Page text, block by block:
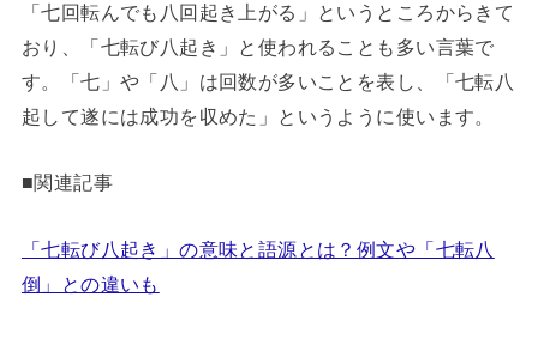
「七回転んでも八回起き上がる」というところからきて
おり、「七転び八起き」と使われることも多い言葉で
す。「七」や「八」は回数が多いことを表し、「七転八
起して遂には成功を収めた」というように使います。
■関連記事
「七転び八起き」の意味と語源とは？例文や「七転八
倒」との違いも